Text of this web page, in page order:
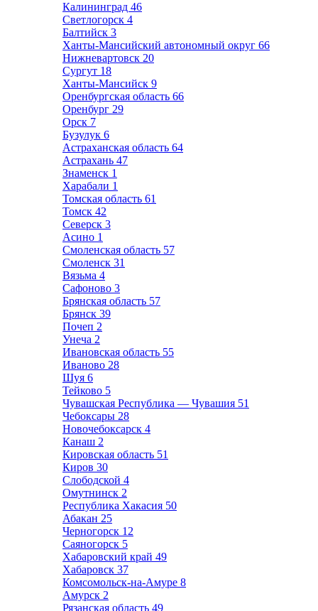
Калининград 46
Светлогорск 4
Балтийск 3
Ханты-Мансийский автономный округ 66
Нижневартовск 20
Сургут 18
Ханты-Мансийск 9
Оренбургская область 66
Оренбург 29
Орск 7
Бузулук 6
Астраханская область 64
Астрахань 47
Знаменск 1
Харабали 1
Томская область 61
Томск 42
Северск 3
Асино 1
Смоленская область 57
Смоленск 31
Вязьма 4
Сафоново 3
Брянская область 57
Брянск 39
Почеп 2
Унеча 2
Ивановская область 55
Иваново 28
Шуя 6
Тейково 5
Чувашская Республика — Чувашия 51
Чебоксары 28
Новочебоксарск 4
Канаш 2
Кировская область 51
Киров 30
Слободской 4
Омутнинск 2
Республика Хакасия 50
Абакан 25
Черногорск 12
Саяногорск 5
Хабаровский край 49
Хабаровск 37
Комсомольск-на-Амуре 8
Амурск 2
Рязанская область 49